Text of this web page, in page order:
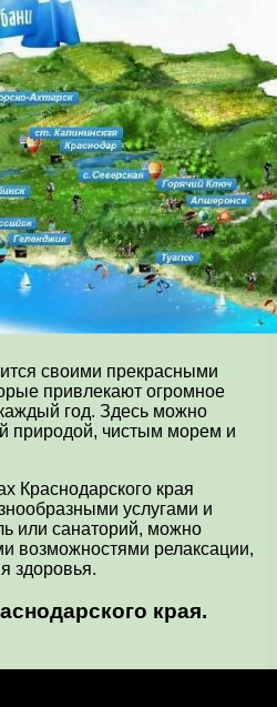
своими прекрасными
привлекают огромное
год. Здесь можно
природой, чистым морем и
Краснодарского края
услугами и
или санаторий, можно
возможностями релаксации,
здоровья.
края.